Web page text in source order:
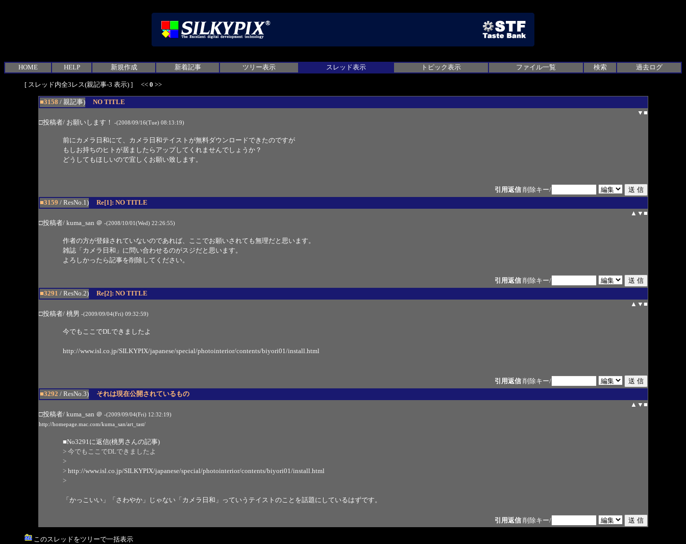
HOME HELP 新規作成 新着記事 ツリー表示 スレッド表示 トピック表示 ファイル一覧 検索 過去ログ
[ スレッド内全3レス(親記事-3 表示) ] << 0 >>
■3158 / 親記事)
NO TITLE
▼ ■
□投稿者/ お願いします！
-(2008/09/16(Tue) 08:13:19)
前にカメラ日和にて、カメラ日和テイストが無料ダウンロードできたのですが
もしお持ちのヒトが居ましたらアップしてくれませんでしょうか？
どうしてもほしいので宜しくお願い致します。
引用返信 削除キー/
■3159 / ResNo.1)
Re[1]: NO TITLE
▲ ▼ ■
□投稿者/ kuma_san ＠ -(2008/10/01(Wed) 22:26:55)
作者の方が登録されていないのであれば、ここでお願いされても無理だと思います。
雑誌「カメラ日和」に問い合わせるのがスジだと思います。
よろしかったら記事を削除してください。
引用返信 削除キー/
■3291 / ResNo.2)
Re[2]: NO TITLE
▲ ▼ ■
□投稿者/ 桃男 -(2009/09/04(Fri) 09:32:59)
今でもここでDLできましたよ
http://www.isl.co.jp/SILKYPIX/japanese/special/photointerior/contents/biyori01/install.html
引用返信 削除キー/
■3292 / ResNo.3)
それは現在公開されているもの
▲ ▼ ■
□投稿者/ kuma_san ＠ -(2009/09/04(Fri) 12:32:19)
http://homepage.mac.com/kuma_san/art_tast/
■No3291に返信(桃男さんの記事)
> 今でもここでDLできましたよ
>
> http://www.isl.co.jp/SILKYPIX/japanese/special/photointerior/contents/biyori01/install.html
>
「かっこいい」「さわやか」じゃない「カメラ日和」っていうテイストのことを話題にしているはずです。
引用返信 削除キー/
このスレッドをツリーで一括表示